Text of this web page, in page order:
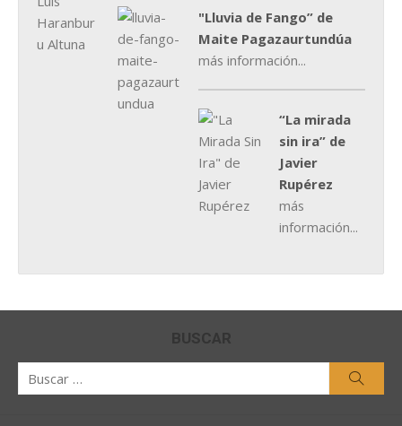
"Lluvia de Fango” de
Maite Pagazaurtundúa
más información...
“La mirada
sin ira” de
Javier
Rupérez
más
información...
BUSCAR